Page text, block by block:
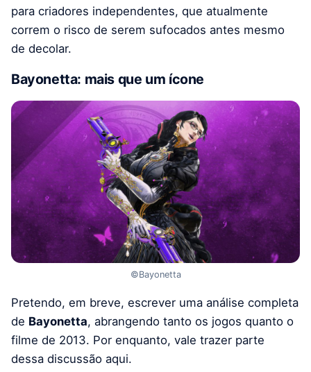
para criadores independentes, que atualmente
correm o risco de serem sufocados antes mesmo
de decolar.
Bayonetta: mais que um ícone
©Bayonetta
Pretendo, em breve, escrever uma análise completa
de Bayonetta, abrangendo tanto os jogos quanto o
filme de 2013. Por enquanto, vale trazer parte
dessa discussão aqui.